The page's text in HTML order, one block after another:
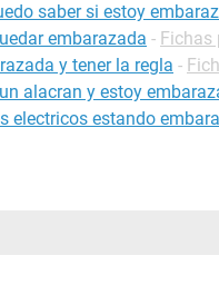
saber si estoy
embarazada - Fichas
y tener la regla -
alacran y estoy
electricos estando